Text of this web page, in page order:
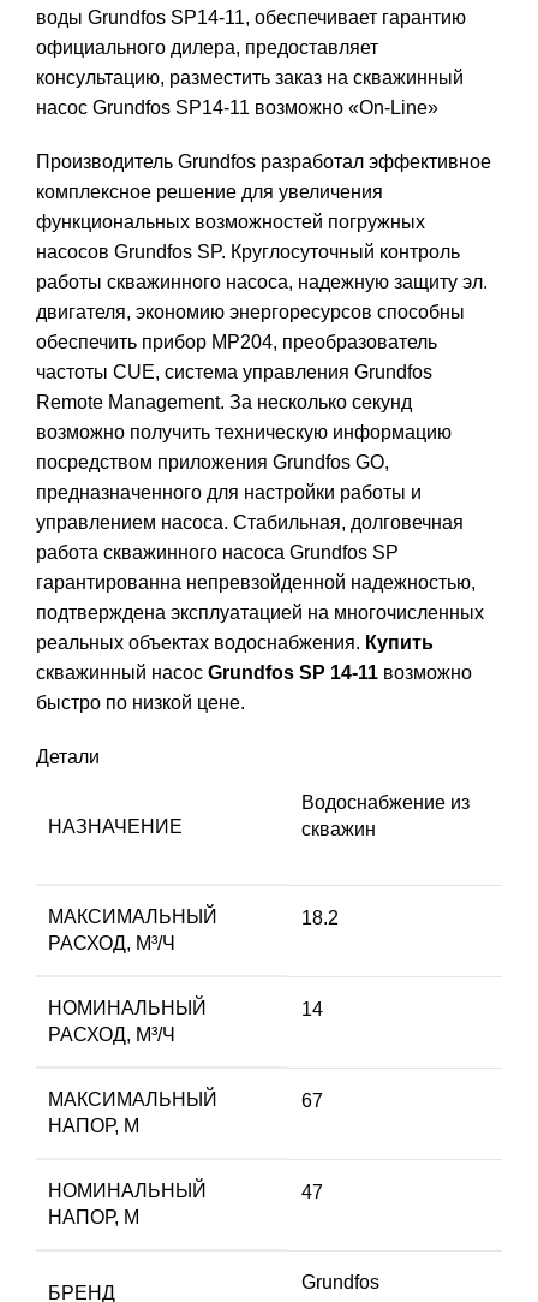
воды Grundfos SP14-11, обеспечивает гарантию
официального дилера, предоставляет
консультацию, разместить заказ на скважинный
насос Grundfos SP14-11 возможно «On-Line»
Производитель Grundfos разработал эффективное
комплексное решение для увеличения
функциональных возможностей погружных
насосов Grundfos SP. Круглосуточный контроль
работы скважинного насоса, надежную защиту эл.
двигателя, экономию энергоресурсов способны
обеспечить прибор MP204, преобразователь
частоты CUE, система управления Grundfos
Remote Management. За несколько секунд
возможно получить техническую информацию
посредством приложения Grundfos GO,
предназначенного для настройки работы и
управлением насоса. Стабильная, долговечная
работа скважинного насоса Grundfos SP
гарантированна непревзойденной надежностью,
подтверждена эксплуатацией на многочисленных
реальных объектах водоснабжения. Купить
скважинный насос Grundfos SP 14-11 возможно
быстро по низкой цене.
Детали
НАЗНАЧЕНИЕ
Водоснабжение из
скважин
МАКСИМАЛЬНЫЙ
РАСХОД, М³/Ч
18.2
НОМИНАЛЬНЫЙ
РАСХОД, М³/Ч
14
МАКСИМАЛЬНЫЙ
НАПОР, М
67
НОМИНАЛЬНЫЙ
НАПОР, М
47
БРЕНД
Grundfos